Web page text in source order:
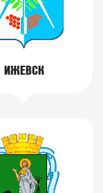
ИЖЕВСК